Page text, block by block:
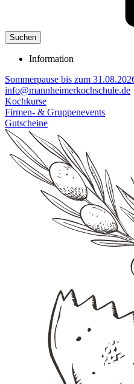
Suchen
Information
Sommerpause bis zum
info@mannheimerkochschule.de
Kochkurse
Firmen- & Gruppenevents
Gutscheine